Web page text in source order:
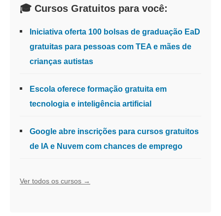
🎓 Cursos Gratuitos para você:
Iniciativa oferta 100 bolsas de graduação EaD
gratuitas para pessoas com TEA e mães de
crianças autistas
Escola oferece formação gratuita em
tecnologia e inteligência artificial
Google abre inscrições para cursos gratuitos
de IA e Nuvem com chances de emprego
Ver todos os cursos →